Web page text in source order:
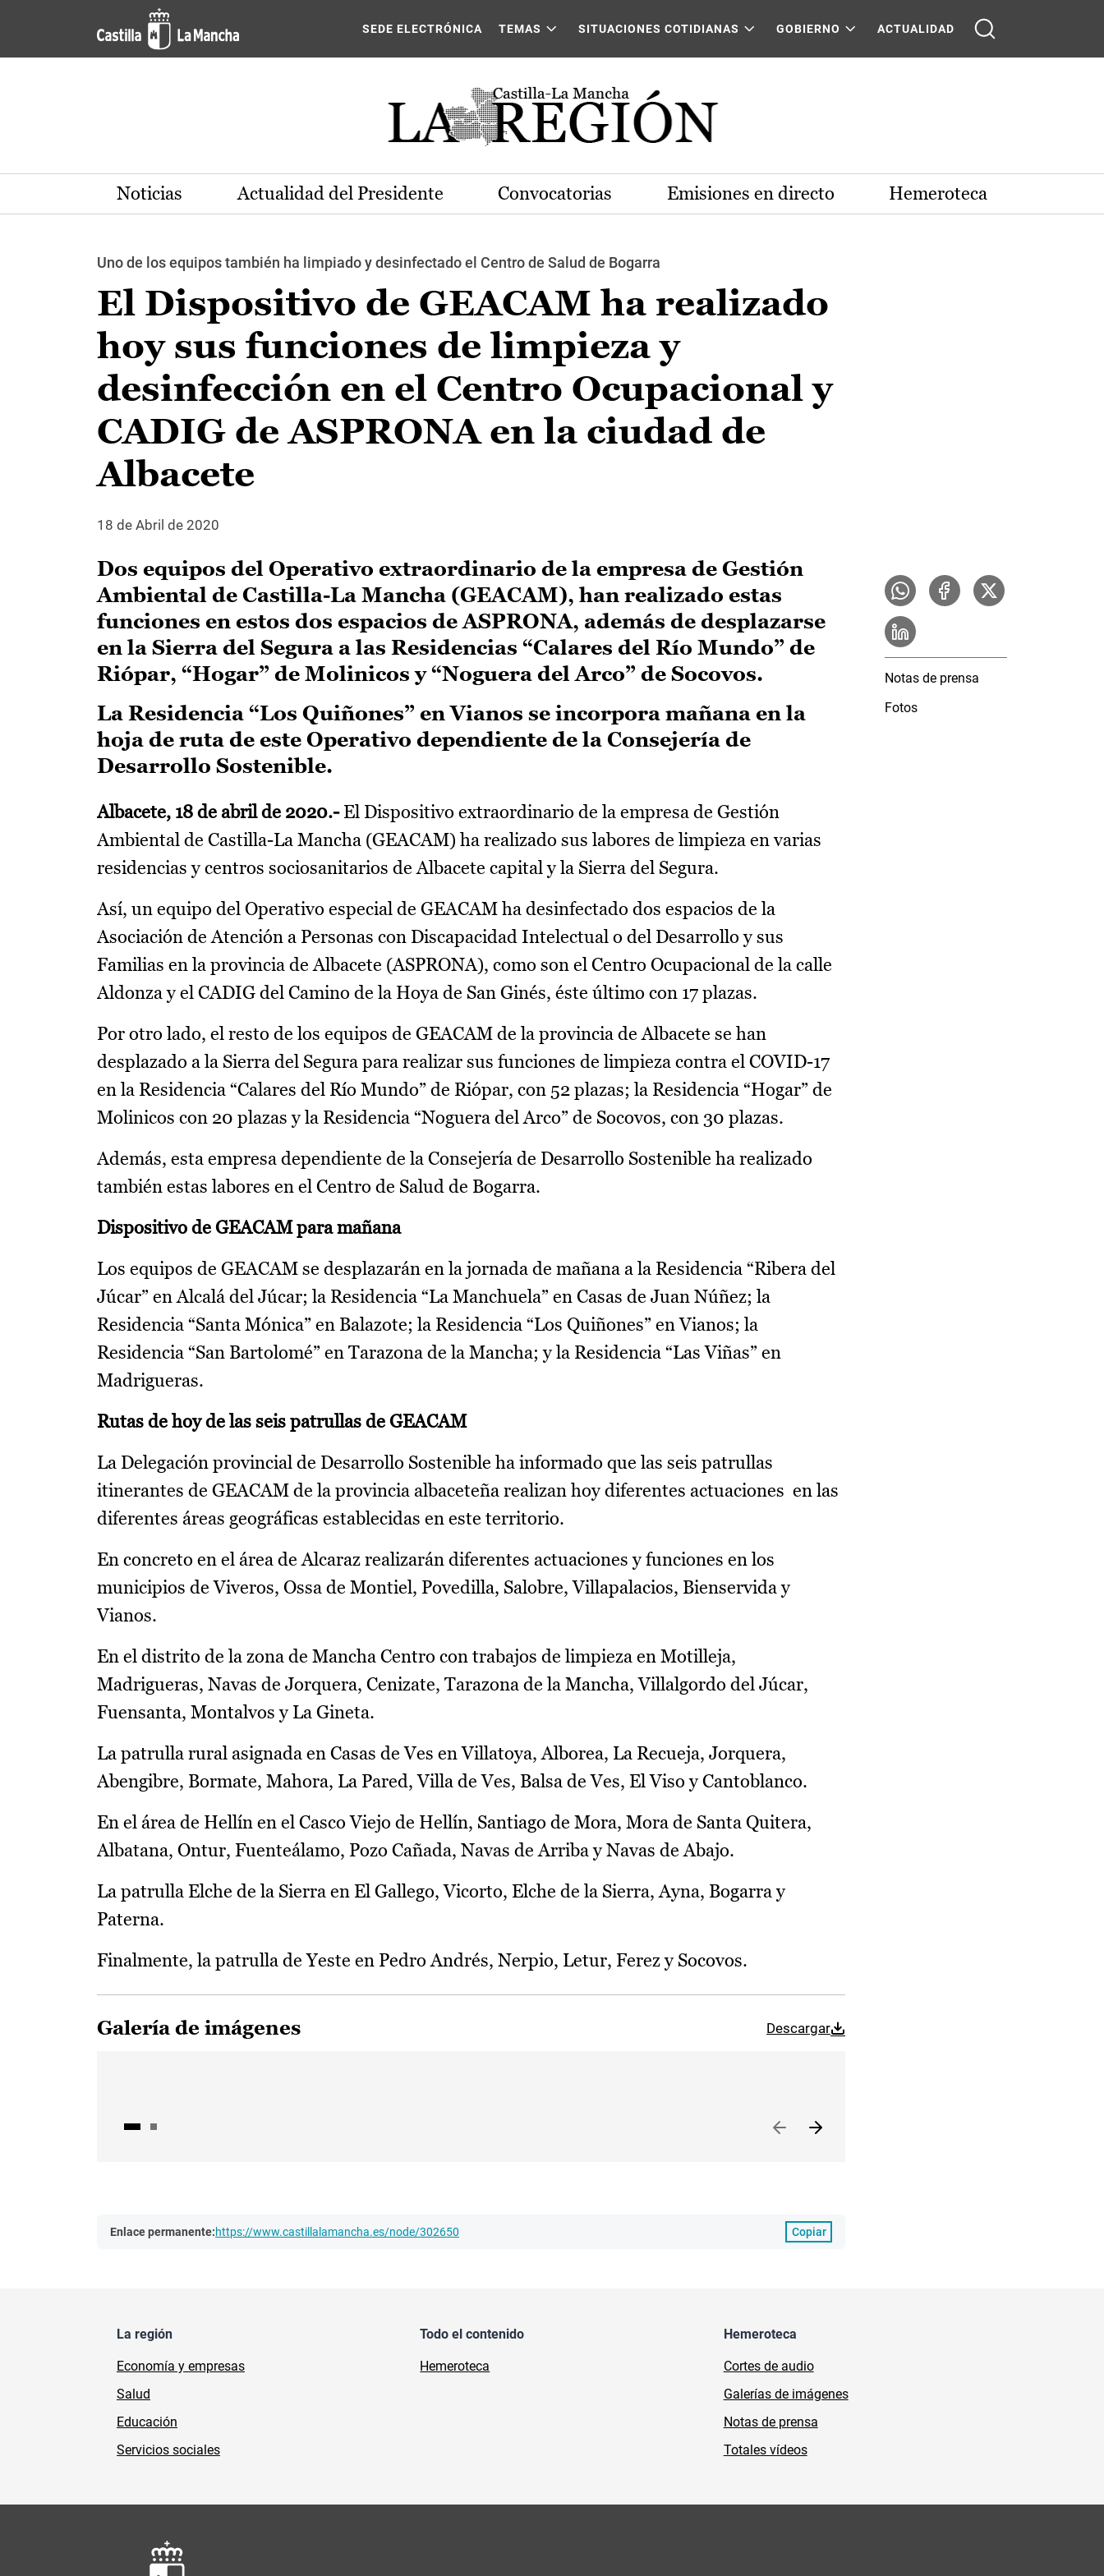
Pasar al contenido principal
SEDE ELECTRÓNICA TEMAS SITUACIONES COTIDIANAS GOBIERNO ACTUALIDAD
Noticias Actualidad del Presidente Convocatorias Emisiones en directo Hemeroteca
Uno de los equipos también ha limpiado y desinfectado el Centro de Salud de Bogarra
El Dispositivo de GEACAM ha realizado
hoy sus funciones de limpieza y
desinfección en el Centro Ocupacional y
CADIG de ASPRONA en la ciudad de
Albacete
18 de Abril de 2020
Dos equipos del Operativo extraordinario de la empresa de Gestión
Ambiental de Castilla-La Mancha (GEACAM), han realizado estas
funciones en estos dos espacios de ASPRONA, además de desplazarse
en la Sierra del Segura a las Residencias “Calares del Río Mundo” de
Riópar, “Hogar” de Molinicos y “Noguera del Arco” de Socovos.
La Residencia “Los Quiñones” en Vianos se incorpora mañana en la
hoja de ruta de este Operativo dependiente de la Consejería de
Desarrollo Sostenible.
Albacete, 18 de abril de 2020.-El Dispositivo extraordinario de la empresa de Gestión
Ambiental de Castilla-La Mancha (GEACAM) ha realizado sus labores de limpieza en varias
residencias y centros sociosanitarios de Albacete capital y la Sierra del Segura.
Así, un equipo del Operativo especial de GEACAM ha desinfectado dos espacios de la
Asociación de Atención a Personas con Discapacidad Intelectual o del Desarrollo y sus
Familias en la provincia de Albacete (ASPRONA), como son el Centro Ocupacional de la calle
Aldonza y el CADIG del Camino de la Hoya de San Ginés, éste último con 17 plazas.
Por otro lado, el resto de los equipos de GEACAM de la provincia de Albacete se han
desplazado a la Sierra del Segura para realizar sus funciones de limpieza contra el COVID-17
en la Residencia “Calares del Río Mundo” de Riópar, con 52 plazas; la Residencia “Hogar” de
Molinicos con 20 plazas y la Residencia “Noguera del Arco” de Socovos, con 30 plazas.
Además, esta empresa dependiente de la Consejería de Desarrollo Sostenible ha realizado
también estas labores en el Centro de Salud de Bogarra.
Dispositivo de GEACAM para mañana
Los equipos de GEACAM se desplazarán en la jornada de mañana a la Residencia “Ribera del
Júcar” en Alcalá del Júcar; la Residencia “La Manchuela” en Casas de Juan Núñez; la
Residencia “Santa Mónica” en Balazote; la Residencia “Los Quiñones” en Vianos; la
Residencia “San Bartolomé” en Tarazona de la Mancha; y la Residencia “Las Viñas” en
Madrigueras.
Rutas de hoy de las seis patrullas de GEACAM
La Delegación provincial de Desarrollo Sostenible ha informado que las seis patrullas
itinerantes de GEACAM de la provincia albaceteña realizan hoy diferentes actuaciones en las
diferentes áreas geográficas establecidas en este territorio.
En concreto en el área de Alcaraz realizarán diferentes actuaciones y funciones en los
municipios de Viveros, Ossa de Montiel, Povedilla, Salobre, Villapalacios, Bienservida y
Vianos.
En el distrito de la zona de Mancha Centro con trabajos de limpieza en Motilleja,
Madrigueras, Navas de Jorquera, Cenizate, Tarazona de la Mancha, Villalgordo del Júcar,
Fuensanta, Montalvos y La Gineta.
La patrulla rural asignada en Casas de Ves en Villatoya, Alborea, La Recueja, Jorquera,
Abengibre, Bormate, Mahora, La Pared, Villa de Ves, Balsa de Ves, El Viso y Cantoblanco.
En el área de Hellín en el Casco Viejo de Hellín, Santiago de Mora, Mora de Santa Quitera,
Albatana, Ontur, Fuenteálamo, Pozo Cañada, Navas de Arriba y Navas de Abajo.
La patrulla Elche de la Sierra en El Gallego, Vicorto, Elche de la Sierra, Ayna, Bogarra y
Paterna.
Finalmente, la patrulla de Yeste en Pedro Andrés, Nerpio, Letur, Ferez y Socovos.
Galería de imágenes Descargar
Enlace permanente:https://www.castillalamancha.es/node/302650 Copiar
Notas de prensa
Fotos
La región
Economía y empresas
Salud
Educación
Servicios sociales
Todo el contenido
Hemeroteca
Hemeroteca
Cortes de audio
Galerías de imágenes
Notas de prensa
Totales vídeos